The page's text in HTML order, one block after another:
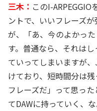
三木： このI-
ントで、いいフレーズ
が、「あ、今のよかっ
す。普通なら、それは
ていってしまいますが
けており、短時間分は
フレーズだ」って思っ
てDAWに持っていく、